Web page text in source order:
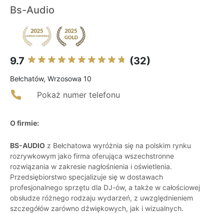
Bs-Audio
9.7 (32)
Bełchatów, Wrzosowa 10
Pokaż numer telefonu
O firmie:
BS-AUDIO z Bełchatowa wyróżnia się na polskim rynku
rozrywkowym jako firma oferująca wszechstronne
rozwiązania w zakresie nagłośnienia i oświetlenia.
Przedsiębiorstwo specjalizuje się w dostawach
profesjonalnego sprzętu dla DJ-ów, a także w całościowej
obsłudze różnego rodzaju wydarzeń, z uwzględnieniem
szczegółów zarówno dźwiękowych, jak i wizualnych.